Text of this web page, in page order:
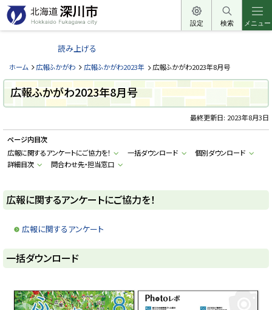
本
文
へ
ュ
へ
北
道
深
川
市
k
a
d
u
k
a
i
t
設定 検索 メニュー
読み上げる
ホーム 広報ふかがわ 広報ふかがわ2023年 広報ふかがわ2023年8月号
広報ふかがわ2023年8月号
最終更新日: 2023年8月3日
ページ内目次
広報に関するアンケートにご協力を！
一括ダウンロード
個別ダウンロード
詳細目次
問合わせ先・担当窓口
広報に関するアンケートにご協力を！
広報に関するアンケート
ト
ッ
一括ダウンロード